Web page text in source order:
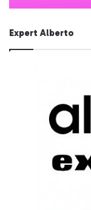
Expert Alberto